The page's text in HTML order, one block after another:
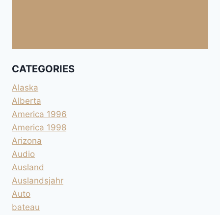
CATEGORIES
Alaska
Alberta
America 1996
America 1998
Arizona
Audio
Ausland
Auslandsjahr
Auto
bateau